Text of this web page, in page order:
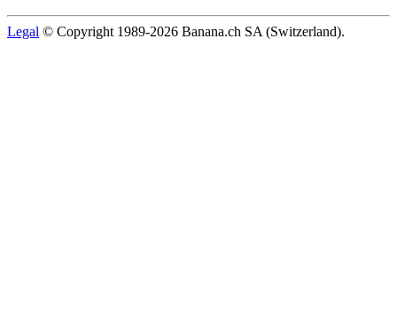
Legal © Copyright 1989-2026 Banana.ch SA (Switzerland).